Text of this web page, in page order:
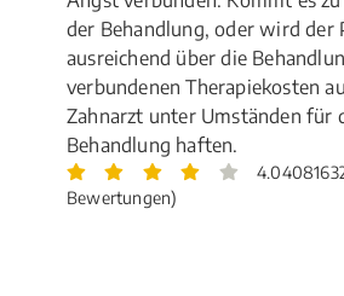
der Behandlung, oder wird der
ausreichend über die
verbundenen Therapiekosten
Zahnarzt unter Umständen für
Behandlung haften.
Bewertungen)